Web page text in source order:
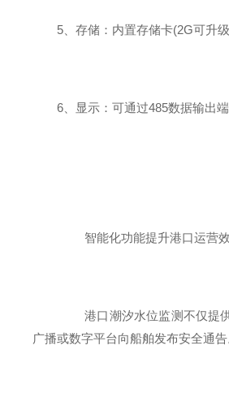
5 、存储：内置存储卡(2G可升
6 、显示：可通过485数据输出
智能化功能提升港口运营
港口潮汐水位监测不仅提
广播或数字平台向船舶发布安全通